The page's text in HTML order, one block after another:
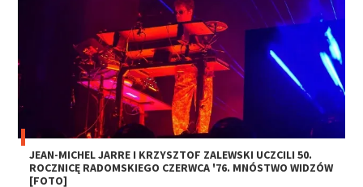
JEAN-MICHEL JARRE I KRZYSZTOF ZALEWSKI UCZCILI 50.
ROCZNICĘ RADOMSKIEGO CZERWCA '76. MNÓSTWO WIDZÓW
[FOTO]